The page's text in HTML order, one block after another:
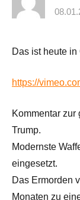
Das ist heute in
https://
Kommentar zur
Trump.
Modernste
eingesetzt.
Das Ermorden
Monaten zu